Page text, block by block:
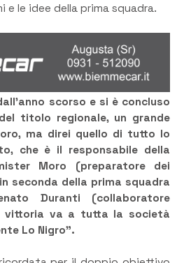
le idee della prima squadra.
scorso e si è concluso
titolo regionale, un grande
ma direi quello di tutto lo
che è il responsabile della
Moro (preparatore dei
seconda della prima squadra
Duranti (collaboratore
vittoria va a tutta la società
Lo Nigro”.